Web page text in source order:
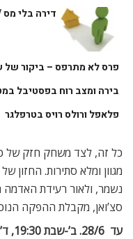
דירה בלי מס
פרס לא מתרפס – ביקור של
בירה ומצב רוח בפסטיבל
פלאפל ורולס רויס בטרפלגר
כל זה, לצד משחק חזק של
מגוון ומלא סתירות. החזון
נשמר, ולאור רעידת
סצ’ואן, מקבלת ההפקה
עד  28/6. ב’-שבת 19:30, ד’ ושבת גם 14:30. £22.50-£10.